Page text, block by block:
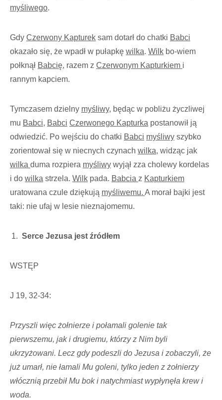
myśliwego.
Gdy Czerwony Kapturek sam dotarł do chatki Babci
okazało się, że wpadł w pułapkę wilka. Wilk bo-wiem
połknął Babcię, razem z Czerwonym Kapturkiem i
rannym kapciem.
Tymczasem dzielny myśliwy, będąc w pobliżu życzliwej
mu Babci, Babci Czerwonego Kapturka postanowił ją
odwiedzić. Po wejściu do chatki Babci myśliwy szybko
zorientował się w niecnych czynach wilka, widząc jak
wilka duma rozpiera myśliwy wyjął zza cholewy kordelas
i do wilka strzela. Wilk pada. Babcia z Kapturkiem
uratowana czule dziękują myśliwemu. A morał bajki jest
taki: nie ufaj w lesie nieznajomemu.
Serce Jezusa jest źródłem
WSTĘP
J 19, 32-34:
Przyszli więc żołnierze i połamali golenie tak
pierwszemu, jak i drugiemu, którzy z Nim byli
ukrzyżowani. Lecz gdy podeszli do Jezusa i zobaczyli, że
już umarł, nie łamali Mu goleni, tylko jeden z żołnierzy
włócznią przebił Mu bok i natychmiast wypłynęła krew i
woda.